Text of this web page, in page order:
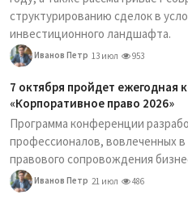
структурированию сделок в
инвестиционного ландшафта.
Иванов Петр 13 июл 953
7 октября пройдет ежегодная
«Корпоративное право 2026»
Программа конференции
профессионалов, вовлеченных
правового сопровождения
Иванов Петр 21 июл 486